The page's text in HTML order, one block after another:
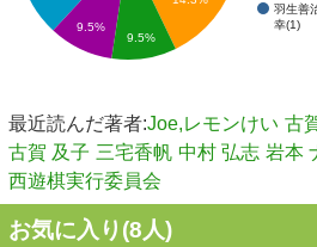
羽生善
幸(1)
9.5%
9.5%
最近読んだ著者:Joe,レモンけい 古
古賀 及子 三宅香帆 中村 弘志 岩本
西遊棋実行委員会
お気に入り(8人)